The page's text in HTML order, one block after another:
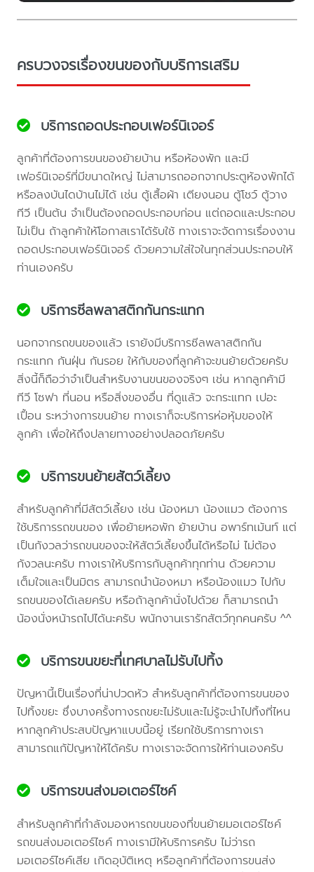
ครบวงจรเรื่องขนของกับบริการเสริม
บริการถอดประกอบเฟอร์นิเจอร์
ลูกค้าที่ต้องการขนของย้ายบ้าน หรือห้องพัก และมี
เฟอร์นิเจอร์ที่มีขนาดใหญ่ ไม่สามารถออกจากประตูห้องพักได้
หรือลงบันไดบ้านไม่ได้ เช่น ตู้เสื้อผ้า เตียงนอน ตู้โชว์ ตู้วาง
ทีวี เป็นต้น จำเป็นต้องถอดประกอบก่อน แต่ถอดและประกอบ
ไม่เป็น ถ้าลูกค้าให้โอกาสเราได้รับใช้ ทางเราจะจัดการเรื่องงาน
ถอดประกอบเฟอร์นิเจอร์ ด้วยความใส่ใจในทุกส่วนประกอบให้
ท่านเองครับ
บริการซีลพลาสติกกันกระแทก
นอกจากรถขนของแล้ว เรายังมีบริการซีลพลาสติกกัน
กระแทก กันฝุ่น กันรอย ให้กับของที่ลูกค้าจะขนย้ายด้วยครับ
สิ่งนี้ก็ถือว่าจำเป็นสำหรับงานขนของจริงๆ เช่น หากลูกค้ามี
ทีวี โซฟา ที่นอน หรือสิ่งของอื่น ที่ดูแล้ว จะกระแทก เปอะ
เปื้อน ระหว่างการขนย้าย ทางเราก็จะบริการห่อหุ้มของให้
ลูกค้า เพื่อให้ถึงปลายทางอย่างปลอดภัยครับ
บริการขนย้ายสัตว์เลี้ยง
สำหรับลูกค้าที่มีสัตว์เลี้ยง เช่น น้องหมา น้องแมว ต้องการ
ใช้บริการรถขนของ เพื่อย้ายหอพัก ย้ายบ้าน อพาร์ทเม้นท์ แต่
เป็นกังวลว่ารถขนของจะให้สัตว์เลี้ยงขึ้นได้หรือไม่ ไม่ต้อง
กังวลนะครับ ทางเราให้บริการกับลูกค้าทุกท่าน ด้วยความ
เต็มใจและเป็นมิตร สามารถนำน้องหมา หรือน้องแมว ไปกับ
รถขนของได้เลยครับ หรือถ้าลูกค้านั่งไปด้วย ก็สามารถนำ
น้องนั่งหน้ารถไปได้นะครับ พนักงานเรารักสัตว์ทุกคนครับ ^^
บริการขนขยะที่เทศบาลไม่รับไปทิ้ง
ปัญหานี้เป็นเรื่องที่น่าปวดหัว สำหรับลูกค้าที่ต้องการขนของ
ไปทิ้งขยะ ซึ่งบางครั้งทางรถขยะไม่รับและไม่รู้จะนำไปทิ้งที่ไหน
หากลูกค้าประสบปัญหาแบบนี้อยู่ เรียกใช้บริการทางเรา
สามารถแก้ปัญหาให้ได้ครับ ทางเราจะจัดการให้ท่านเองครับ
บริการขนส่งมอเตอร์ไซค์
สำหรับลูกค้าที่กำลังมองหารถขนของที่ขนย้ายมอเตอร์ไซค์
รถขนส่งมอเตอร์ไซค์ ทางเรามีให้บริการครับ ไม่ว่ารถ
มอเตอร์ไซค์เสีย เกิดอุบัติเหตุ หรือลูกค้าที่ต้องการขนส่ง